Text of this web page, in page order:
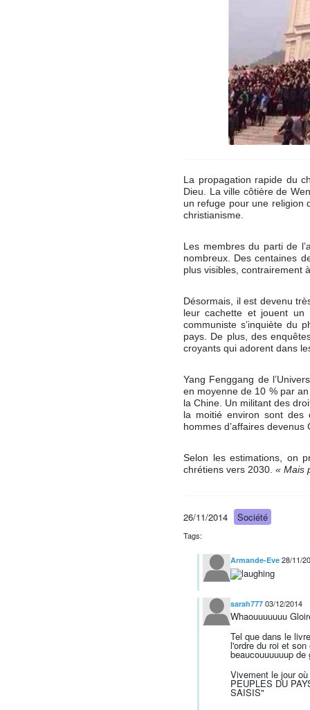
La propagation rapide du
Dieu. La ville côtière de
un refuge pour une religion
christianisme.
Les membres du parti de
nombreux. Des centaines
plus visibles, contrairement
Désormais, il est devenu
leur cachette et jouent un
communiste s’inquiète du
pays. De plus, des
croyants qui adorent dans
Yang Fenggang de
en moyenne de 10 % par
la Chine. Un militant des
la moitié environ sont des
hommes d’affaires
Selon les estimations, on
chrétiens vers 2030. « Mais
26/11/2014 Société
Tags:
Armande-Eve 28/11/
sarah777 03/12/2014
Whaouuuuuuu
Tel que dans le
l'ordre du roi et
beaucouuuuuup
Vivement le jour
PEUPLES DU
SAISIS"